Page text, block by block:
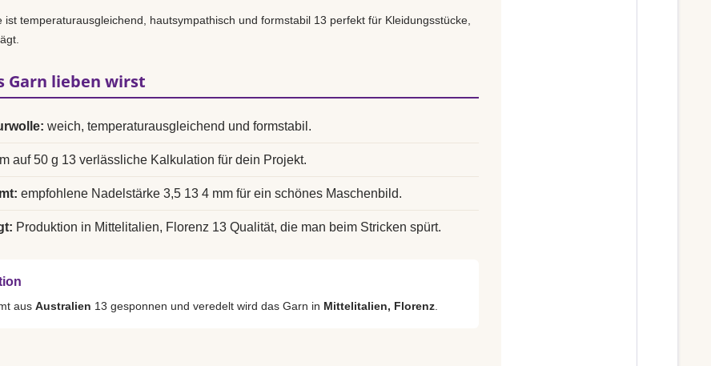
ist temperaturausgleichend, hautsympathisch und formstabil 13 perfekt für Kleidungsstücke,
Garn lieben wirst
weich, temperaturausgleichend und formstabil.
auf 50 g 13 verlässliche Kalkulation für dein Projekt.
empfohlene Nadelstärke 3,5 13 4 mm für ein schönes Maschenbild.
Produktion in Mittelitalien, Florenz 13 Qualität, die man beim Stricken spürt.
aus Australien 13 gesponnen und veredelt wird das Garn in Mittelitalien, Florenz